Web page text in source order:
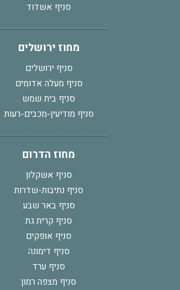
סניף אשדוד
מחוז ירושלים
סניף ירושלים
סניף מעלה אדומים
סניף בית שמש
סניף מודיעין-מכבים-רעות
מחוז הדרום
סניף אשקלון
סניף נתיבות-שדרות
סניף באר שבע
סניף קרית גת
סניף אופקים
סניף דימונה
סניף ערד
סניף מצפה רמון